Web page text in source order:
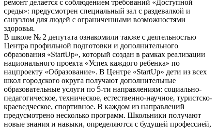
ремонт делается с соблюдением требований «Доступной
среды»: предусмотрен специальный зал с раздевалкой и
санузлом для людей с ограниченными возможностями
здоровья.
В школе № 2 депутата ознакомили также с деятельностью
Центра профильной подготовки и дополнительного
образования «StartUp», который создан в рамках реализации
национального проекта «Успех каждого ребенка» по
нацпроекту «Образование». В Центре «StartUp» дети из всех
школ городского округа получают дополнительные
образовательные услуги по 5-ти направлениям: социально-
педагогическое, техническое, естественно-научное, туристско-
краеведческое, спортивное. В каждом из направлений
предусмотрено несколько программ. Школьники получают
новые знания и навыки, определяются с будущей профессией,